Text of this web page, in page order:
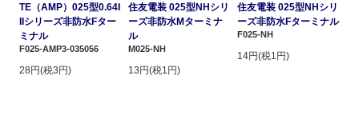
TE（AMP）025型0.64I
IIシリーズ非防水Fター
ミナル
F025-AMP3-035056
28円(税3円)
住友電装 025型NHシリ
ーズ非防水Mターミナ
ル
M025-NH
13円(税1円)
住友電装 025型NHシリ
ーズ非防水Fターミナル
F025-NH
14円(税1円)